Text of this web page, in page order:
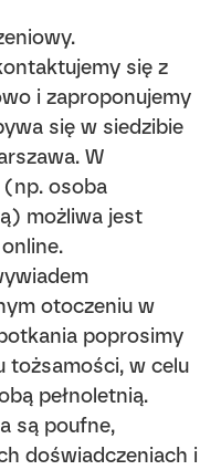
.
się z
i zaproponujemy
się w siedzibie
W
osoba
możliwa jest
otoczeniu w
poprosimy
tożsamości, w celu
pełnoletnią.
są poufne,
doświadczeniach i